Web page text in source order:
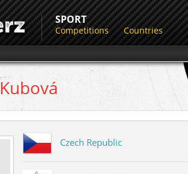
SPORT
Competitions Countries
Kubová
Czech Republic